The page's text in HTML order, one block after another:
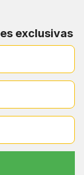
Rio de
Tipo e
/ 4
exclusivas